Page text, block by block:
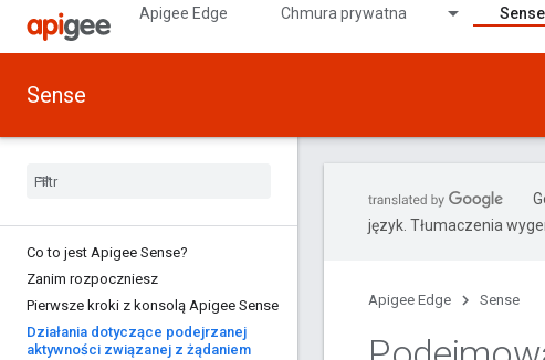
Apigee Edge Chmura prywatna Sense
Sense
Co to jest Apigee Sense?
Zanim rozpoczniesz
Pierwsze kroki z konsolą Apigee Sense
Działania dotyczące podejrzanej
aktywności związanej z żądaniem
język. Tłumaczenia
Apigee Edge Sense